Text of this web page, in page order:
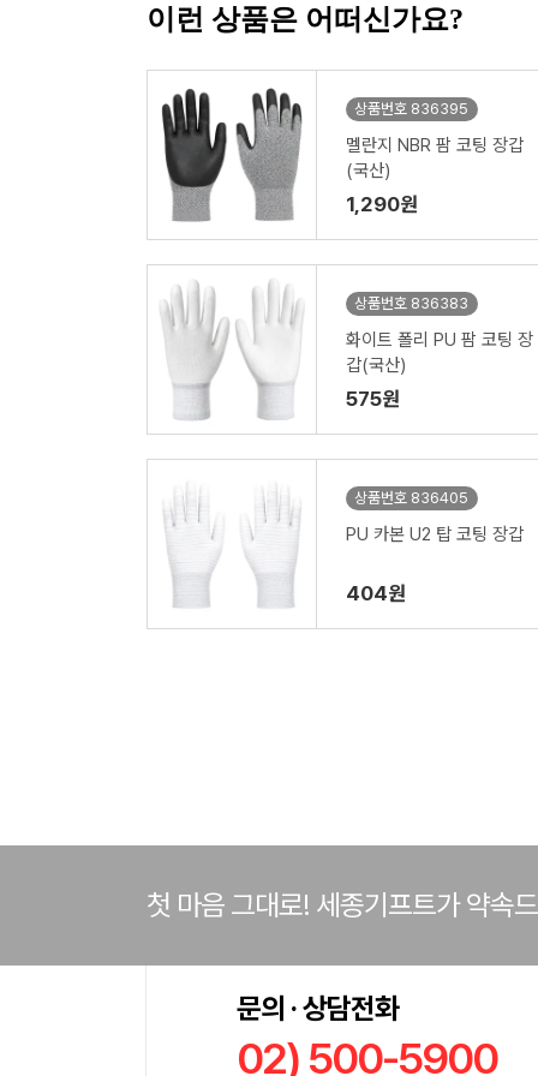
이런 상품은 어떠신가요?
상품번호 836395
멜란지 NBR 팜 코팅 장갑
(국산)
1,290원
상품번호 836383
화이트 폴리 PU 팜 코팅 장
갑(국산)
575원
상품번호 836405
PU 카본 U2 탑 코팅 장갑
404원
첫 마음 그대로! 세종기프트가 약속
문의 · 상담전화
02) 500-5900